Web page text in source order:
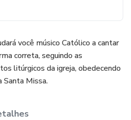
você músico Católico a cantar
correta, seguindo as
litúrgicos da igreja, obedecendo
Santa Missa.